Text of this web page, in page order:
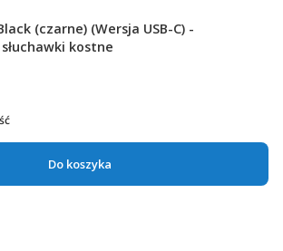
(czarne) (Wersja USB-C) -
kostne
Do koszyka